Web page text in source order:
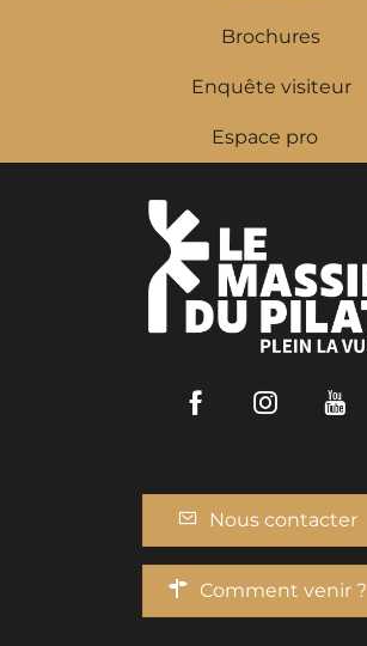
Brochures
Enquête visiteur
Espace pro
FacebookInstagram
Nous contacter
Comment venir ?